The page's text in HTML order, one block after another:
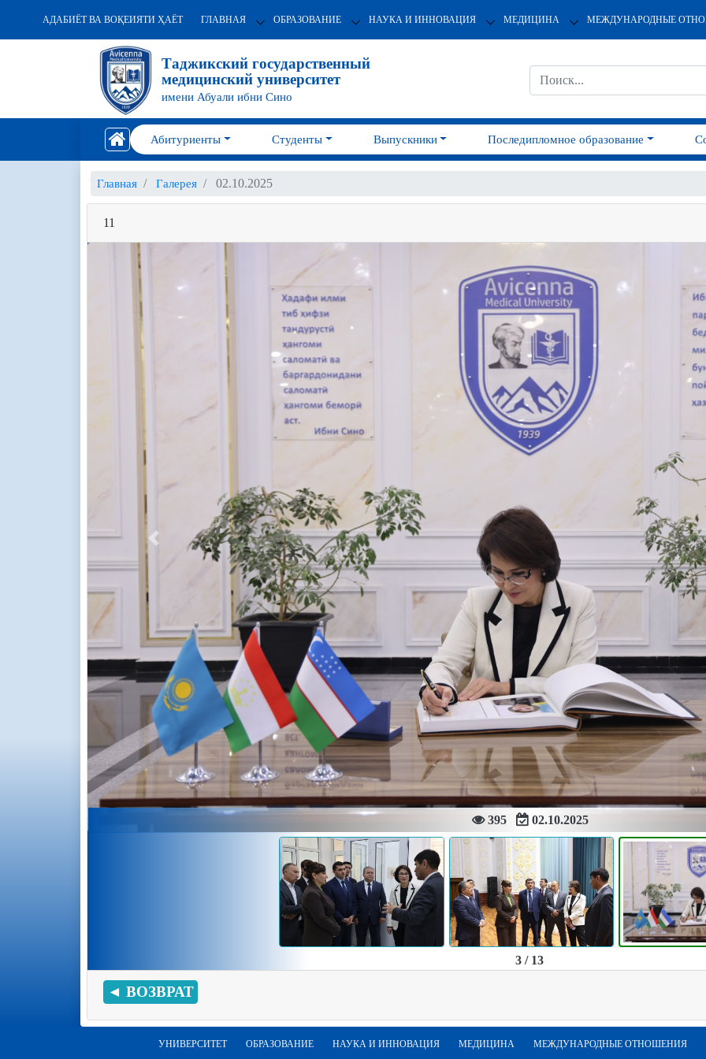
АДАБИЁТ ВА ВОҚЕИЯТИ ҲАЁТ ГЛАВНАЯ ОБРАЗОВАНИЕ НАУКА И ИННОВАЦИЯ МЕДИЦИНА МЕЖДУНАРОДНЫЕ
Таджикский государственный
медицинский университет
имени Абуали ибни Сино
Абитуриенты Студенты Выпускники Последипломное образование
Главная Галерея 02.10.2025
11
395 02.10.2025
Previous
3 / 13
◄ ВОЗВРАТ
УНИВЕРСИТЕТ ОБРАЗОВАНИЕ НАУКА И ИННОВАЦИЯ МЕДИЦИНА МЕЖДУНАРОДНЫЕ ОТНОШЕНИЯ